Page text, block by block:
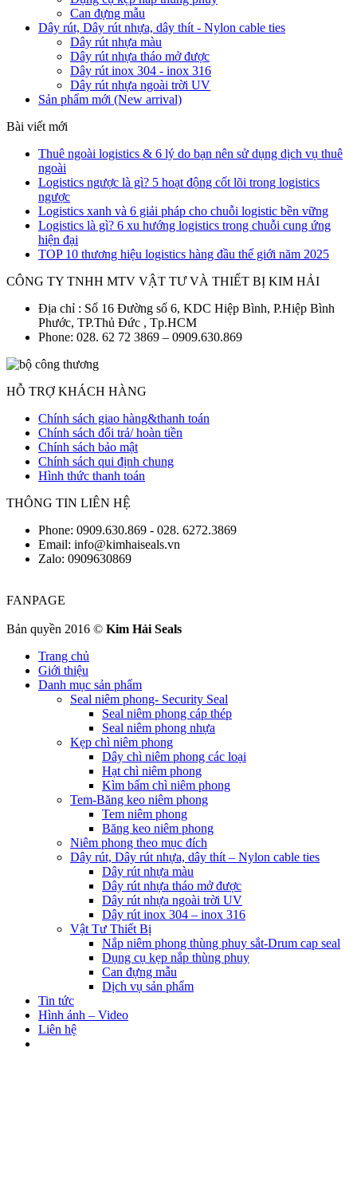
Can đựng mẫu
Dây rút, Dây rút nhựa, dây thít - Nylon cable ties
Dây rút nhựa màu
Dây rút nhựa tháo mở được
Dây rút inox 304 - inox 316
Dây rút nhựa ngoài trời UV
Sản phẩm mới (New arrival)
Bài viết mới
Thuê ngoài logistics & 6 lý do bạn nên sử dụng dịch vụ thuê
ngoài
Logistics ngược là gì? 5 hoạt động cốt lõi trong logistics
ngược
Logistics xanh và 6 giải pháp cho chuỗi logistic bền vững
Logistics là gì? 6 xu hướng logistics trong chuỗi cung ứng
hiện đại
TOP 10 thương hiệu logistics hàng đầu thế giới năm 2025
CÔNG TY TNHH MTV VẬT TƯ VÀ THIẾT BỊ KIM HẢI
Địa chỉ : Số 16 Đường số 6, KDC Hiệp Bình, P.Hiệp Bình
Phước, TP.Thủ Đức , Tp.HCM
Phone: 028. 62 72 3869 – 0909.630.869
HỖ TRỢ KHÁCH HÀNG
Chính sách giao hàng&thanh toán
Chính sách đổi trả/ hoàn tiền
Chính sách bảo mật
Chính sách qui định chung
Hình thức thanh toán
THÔNG TIN LIÊN HỆ
Phone: 0909.630.869 - 028. 6272.3869
Email: info@kimhaiseals.vn
Zalo: 0909630869
FANPAGE
Bản quyền 2016 © Kim Hải Seals
Trang chủ
Giới thiệu
Danh mục sản phẩm
Seal niêm phong- Security Seal
Seal niêm phong cáp thép
Seal niêm phong nhựa
Kẹp chì niêm phong
Dây chì niêm phong các loại
Hạt chì niêm phong
Kìm bấm chì niêm phong
Tem-Băng keo niêm phong
Tem niêm phong
Băng keo niêm phong
Niêm phong theo mục đích
Dây rút, Dây rút nhựa, dây thít – Nylon cable ties
Dây rút nhựa màu
Dây rút nhựa tháo mở được
Dây rút nhựa ngoài trời UV
Dây rút inox 304 – inox 316
Vật Tư Thiết Bị
Nắp niêm phong thùng phuy sắt-Drum cap seal
Dụng cụ kẹp nắp thùng phuy
Can đựng mẫu
Dịch vụ sản phẩm
Tin tức
Hình ảnh – Video
Liên hệ